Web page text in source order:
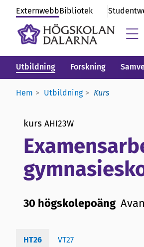
ExternwebbBibliotek
Utbildning Forskning
Hem Utbildning Kurs
kurs AHI23W
30 högskolepoäng
HT26 VT27